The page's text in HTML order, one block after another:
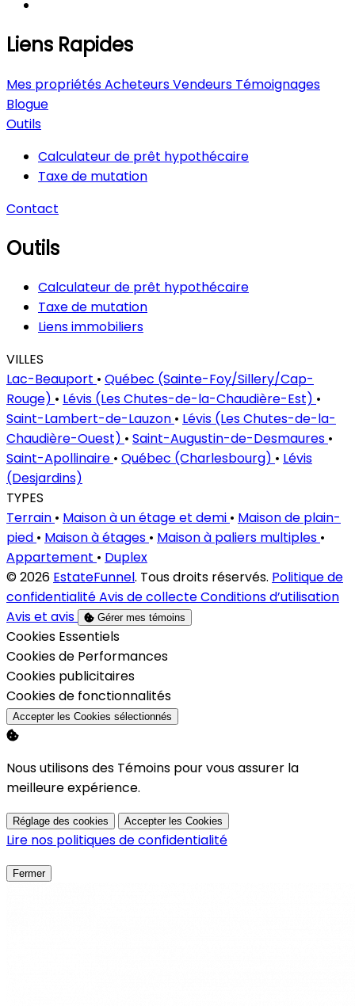
Liens Rapides
Mes propriétésAcheteursVendeurs Témoignages
Blogue
Outils
Calculateur de prêt hypothécaire
Taxe de mutation
Contact
Outils
Calculateur de prêt hypothécaire
Taxe de mutation
Liens immobiliers
VILLES
Lac-Beauport • Québec (Sainte-Foy/Sillery/Cap-
Rouge) • Lévis (Les Chutes-de-la-Chaudière-Est) •
Saint-Lambert-de-Lauzon • Lévis (Les Chutes-de-la-
Chaudière-Ouest) • Saint-Augustin-de-Desmaures •
Saint-Apollinaire • Québec (Charlesbourg) • Lévis
(Desjardins)
TYPES
Terrain • Maison à un étage et demi • Maison de plain-
pied • Maison à étages • Maison à paliers multiples •
Appartement • Duplex
© 2026 EstateFunnel. Tous droits réservés. Politique de
confidentialitéAvis de collecteConditions d’utilisation
Avis et avis
Gérer mes témoins
Activer
Cookies Essentiels
Activer
Cookies de Performances
Activer
Cookies publicitaires
Activer
Cookies de fonctionnalités
Accepter les Cookies sélectionnés
Nous utilisons des Témoins pour vous assurer la
meilleure expérience.
Réglage des cookies Accepter les Cookies
Lire nos politiques de confidentialité
Fermer